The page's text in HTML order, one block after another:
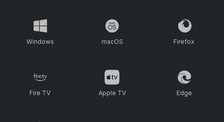
Windows macOS Firefox
Fire TV Apple TV Edge